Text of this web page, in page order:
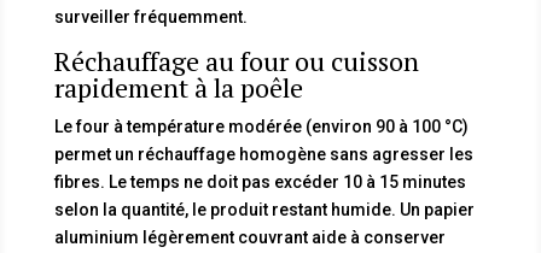
surveiller fréquemment.
Réchauffage au four ou cuisson
rapidement à la poêle
Le four à température modérée (environ 90 à 100 °C)
permet un réchauffage homogène sans agresser les
fibres. Le temps ne doit pas excéder 10 à 15 minutes
selon la quantité, le produit restant humide. Un papier
aluminium légèrement couvrant aide à conserver